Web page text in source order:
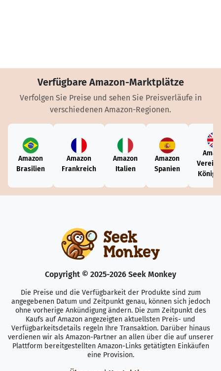
Verfügbare Amazon-Marktplätze
Verfolgen Sie Preise und sehen Sie Preisverläufe in
verschiedenen Amazon-Regionen.
Amazon
Brasilien
Amazon
Frankreich
Amazon
Italien
Amazon
Spanien
Copyright © 2025-2026 Seek Monkey
Die Preise und die Verfügbarkeit der Produkte sind zum
angegebenen Datum und Zeitpunkt genau, können sich jedoch
ohne vorherige Ankündigung ändern. Die zum Zeitpunkt des
Kaufs auf Amazon angezeigten aktuellsten Preis- und
Verfügbarkeitsdetails regeln Ihre Transaktion. Darüber hinaus
verdienen wir als Amazon-Partner an allen über die auf unserer
Plattform bereitgestellten Amazon-Links getätigten Einkäufen
eine Provision.